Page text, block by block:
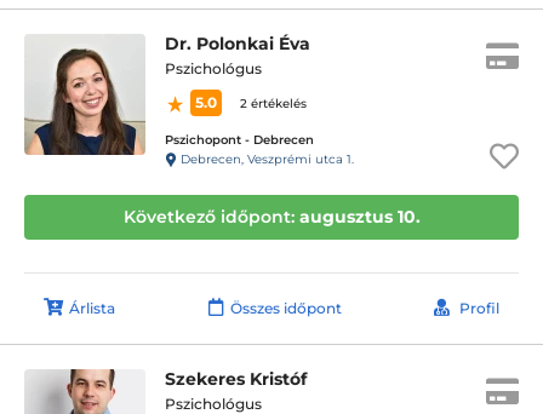
Dr. Polonkai Éva
Pszichológus
5.0
2 értékelés
Pszichopont - Debrecen
Debrecen, Veszprémi utca 1.
Következő időpont: augusztus 10.
Árlista Összes időpont Profil
Szekeres Kristóf
Pszichológus